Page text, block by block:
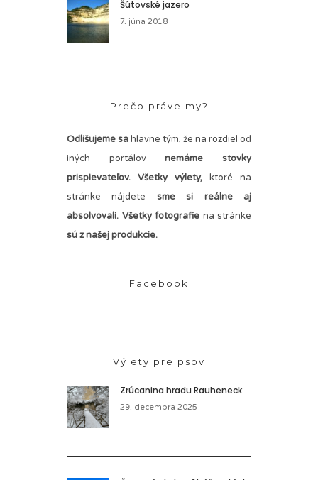
Šútovské jazero
7. júna 2018
Prečo práve my?
Odlišujeme sa hlavne tým, že na rozdiel od
iných portálovnemáme stovky
prispievateľov. Všetky výlety, ktoré na
stránke nájdete sme si reálne aj
absolvovali. Všetky fotografie na stránke
sú z našej produkcie.
Facebook
Výlety pre psov
Zrúcanina hradu Rauheneck
29. decembra 2025